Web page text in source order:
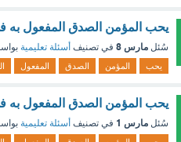
يحب المؤمن الصدق المفعول به
سُئل مارس 8 في تصنيف أسئلة تعليمية
يحب المؤمن الصدق المفعول
يحب المؤمن الصدق المفعول به
سُئل مارس 1 في تصنيف أسئلة تعليمية